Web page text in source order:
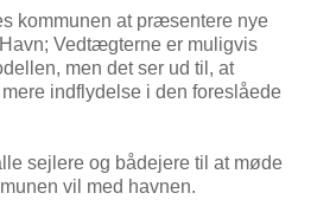
kommunen at præsentere nye
Vedtægterne er muligvis
men det ser ud til, at
indflydelse i den foreslåede
sejlere og bådejere til at møde
vil med havnen.